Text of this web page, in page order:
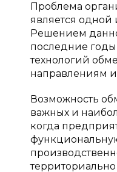
Проблема
является одной
Решением
последние
технологий
направлениям и
Возможность
важных и
когда
функциональную